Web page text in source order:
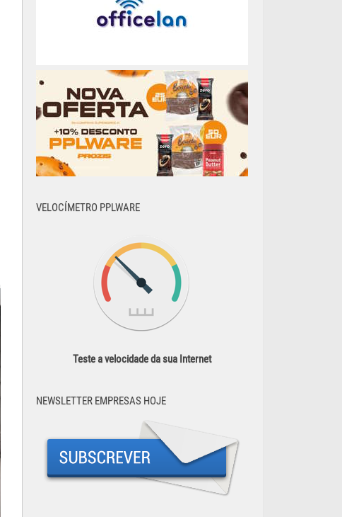
VELOCÍMETRO PPLWARE
Teste a velocidade da sua Internet
NEWSLETTER EMPRESAS HOJE